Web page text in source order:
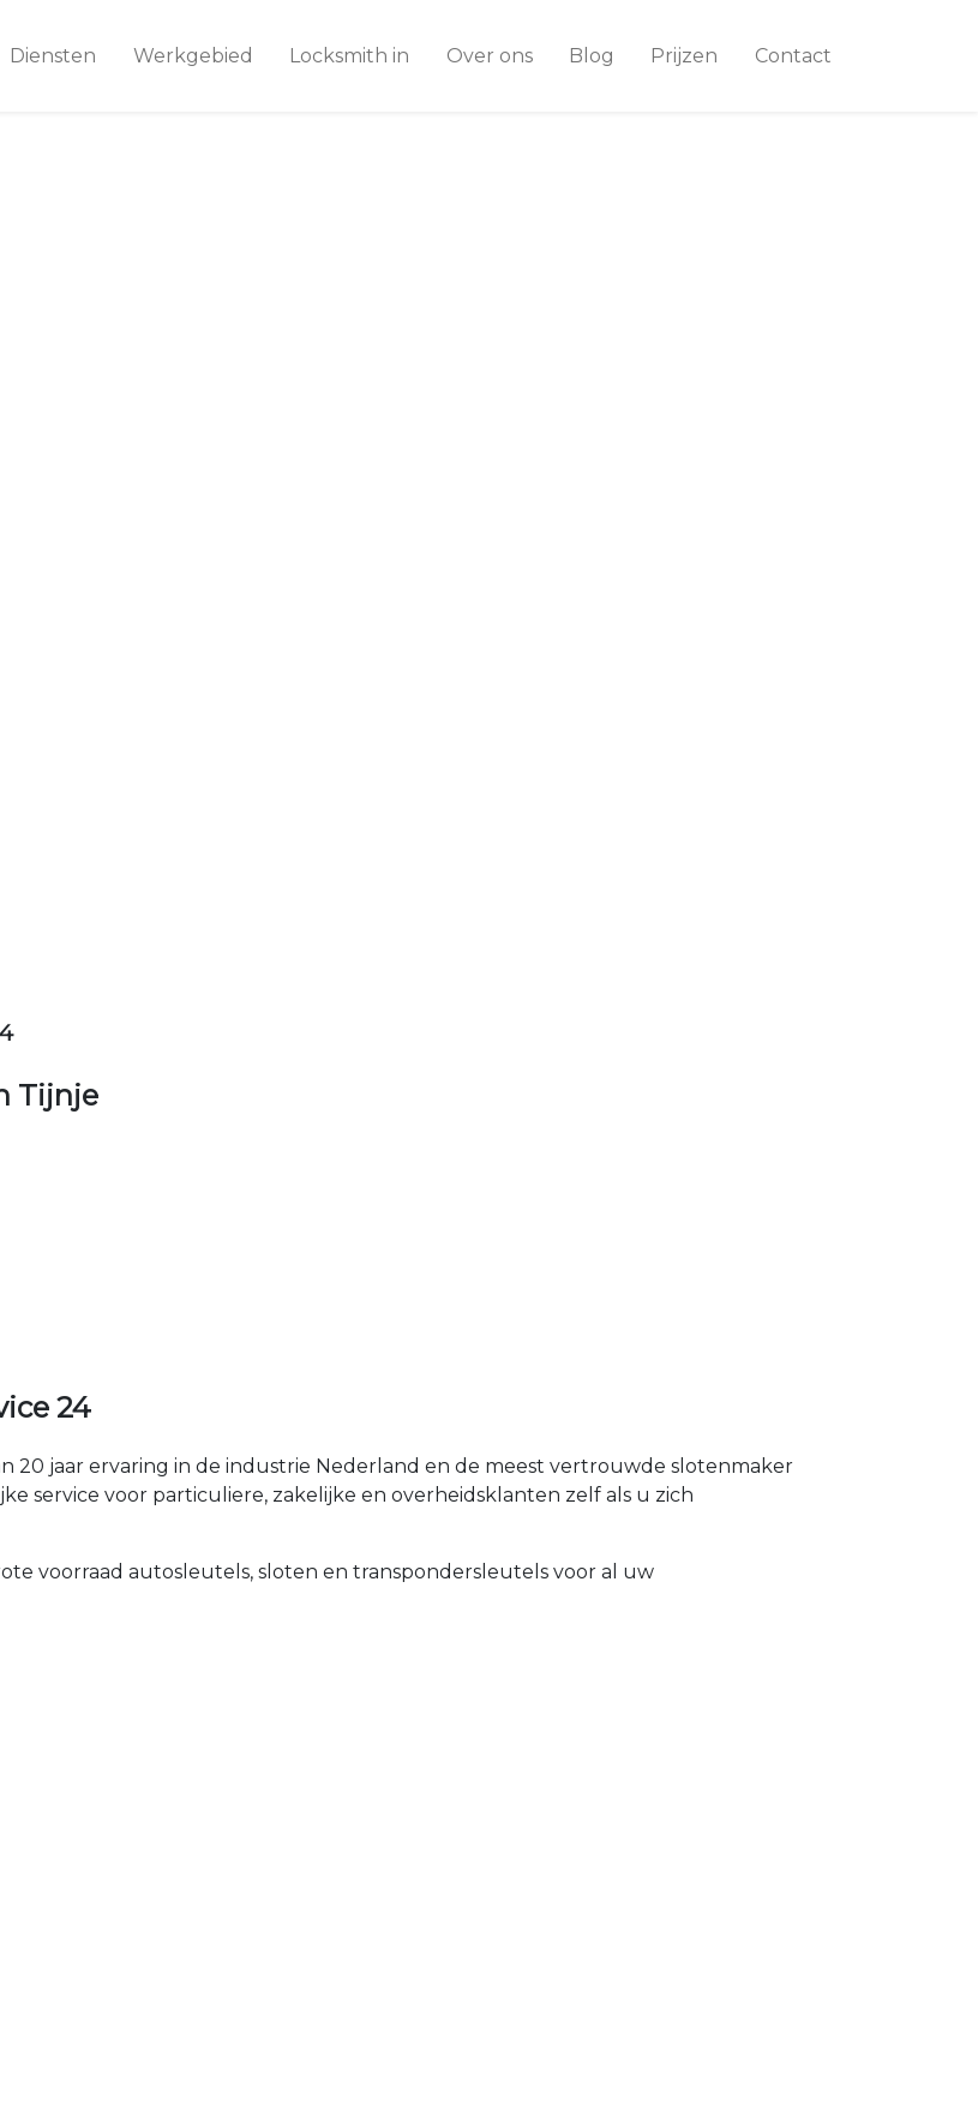
Diensten Werkgebied Locksmith in Over ons Blog Prijzen Contact
Tijnje
24
20 jaar ervaring in de industrie Nederland en de meest vertrouwde slotenmaker
service voor particuliere, zakelijke en overheidsklanten zelf als u zich
voorraad autosleutels, sloten en transpondersleutels voor al uw